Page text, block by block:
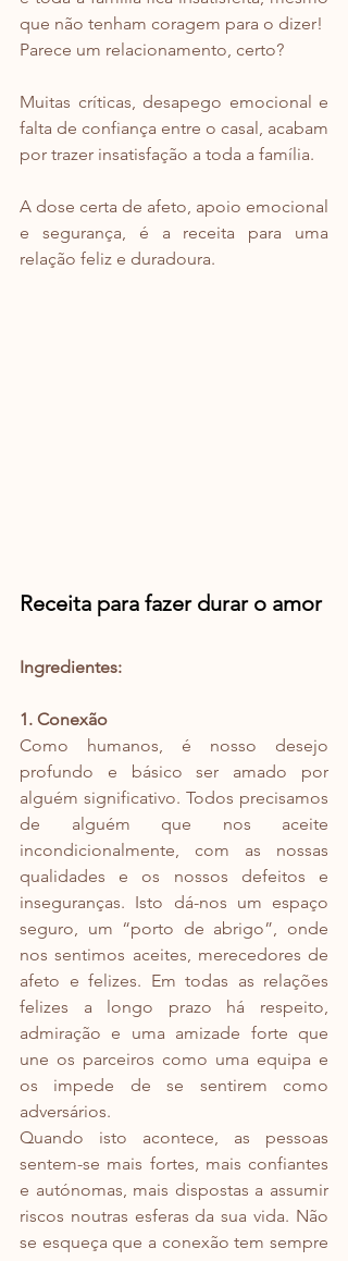
que não tenham coragem para o dizer!
Parece um relacionamento, certo?
Muitas críticas, desapego emocional e
falta de confiança entre o casal, acabam
por trazer insatisfação a toda a família.
A dose certa de afeto, apoio emocional
e segurança, é a receita para uma
relação feliz e duradoura.
Receita para fazer durar o amor
Ingredientes:
1. Conexão
Como humanos, é nosso desejo
profundo e básico ser amado por
alguém significativo. Todos precisamos
de alguém que nos aceite
incondicionalmente, com as nossas
qualidades e os nossos defeitos e
inseguranças. Isto dá-nos um espaço
seguro, um “porto de abrigo”, onde
nos sentimos aceites, merecedores de
afeto e felizes. Em todas as relações
felizes a longo prazo há respeito,
admiração e uma amizade forte que
une os parceiros como uma equipa e
os impede de se sentirem como
adversários.
Quando isto acontece, as pessoas
sentem-se mais fortes, mais confiantes
e autónomas, mais dispostas a assumir
riscos noutras esferas da sua vida. Não
se esqueça que a conexão tem sempre